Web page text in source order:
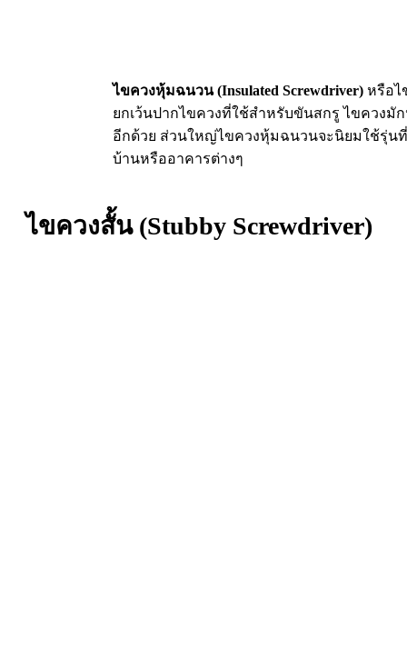
ไขควงหุ้มฉนวน (Insulated Screwdriver) หรือไ
ยกเว้นปากไขควงที่ใช้สำหรับขันสกรู ไขควงมั
อีกด้วย ส่วนใหญ่ไขควงหุ้มฉนวนจะนิยมใช้รุ่นที่
บ้านหรืออาคารต่างๆ
ไขควงสั้น (Stubby Screwdriver)